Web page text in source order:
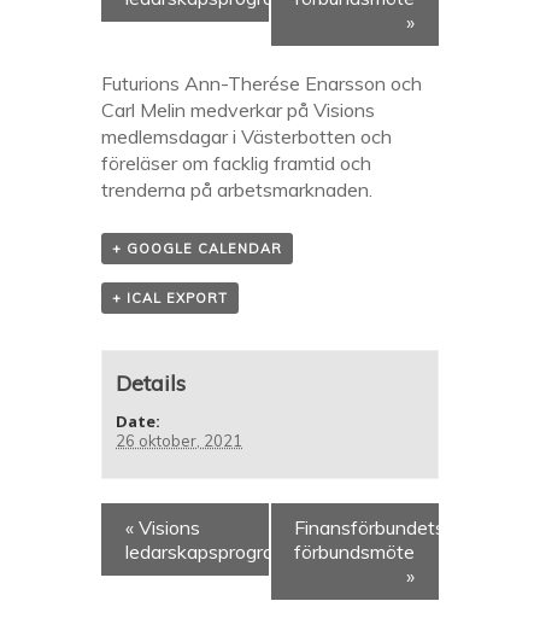
»
Futurions Ann-Therése Enarsson och
Carl Melin medverkar på Visions
medlemsdagar i Västerbotten och
föreläser om facklig framtid och
trenderna på arbetsmarknaden.
+ GOOGLE CALENDAR
+ ICAL EXPORT
Details
Date:
26 oktober, 2021
« Visions
ledarskapsprogram
Finansförbundets
förbundsmöte
»